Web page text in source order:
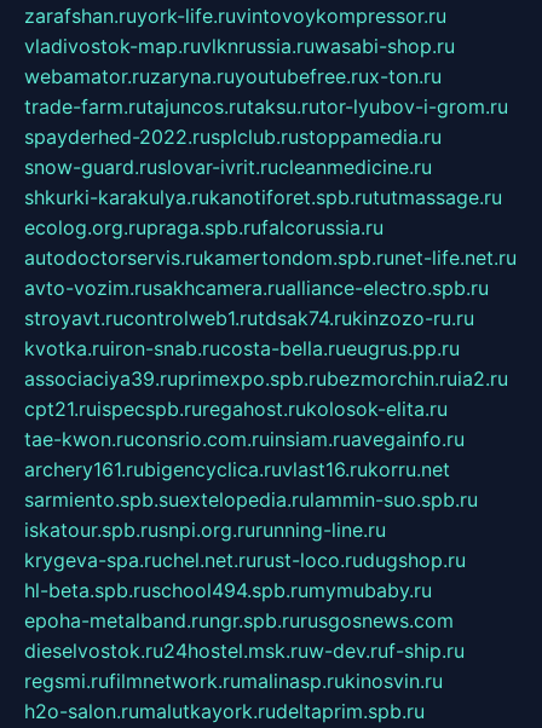
zarafshan.ruyork-life.ruvintovoykompressor.ru
vladivostok-map.ruvlknrussia.ruwasabi-shop.ru
webamator.ruzaryna.ruyoutubefree.rux-ton.ru
trade-farm.rutajuncos.rutaksu.rutor-lyubov-i-grom.ru
spayderhed-2022.rusplclub.rustoppamedia.ru
snow-guard.ruslovar-ivrit.rucleanmedicine.ru
shkurki-karakulya.rukanotiforet.spb.rututmassage.ru
ecolog.org.rupraga.spb.rufalcorussia.ru
autodoctorservis.rukamertondom.spb.runet-life.net.ru
avto-vozim.rusakhcamera.rualliance-electro.spb.ru
stroyavt.rucontrolweb1.rutdsak74.rukinzozo-ru.ru
kvotka.ruiron-snab.rucosta-bella.rueugrus.pp.ru
associaciya39.ruprimexpo.spb.rubezmorchin.ruia2.ru
cpt21.ruispecspb.ruregahost.rukolosok-elita.ru
tae-kwon.ruconsrio.com.ruinsiam.ruavegainfo.ru
archery161.rubigencyclica.ruvlast16.rukorru.net
sarmiento.spb.suextelopedia.rulammin-suo.spb.ru
iskatour.spb.rusnpi.org.rurunning-line.ru
krygeva-spa.ruchel.net.rurust-loco.rudugshop.ru
hl-beta.spb.ruschool494.spb.rumymubaby.ru
epoha-metalband.rungr.spb.rurusgosnews.com
dieselvostok.ru24hostel.msk.ruw-dev.ruf-ship.ru
regsmi.rufilmnetwork.rumalinasp.rukinosvin.ru
h2o-salon.rumalutkayork.rudeltaprim.spb.ru